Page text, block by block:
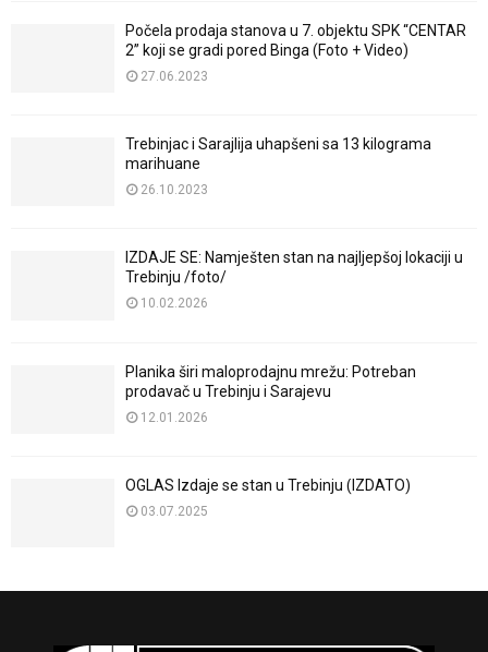
Počela prodaja stanova u 7. objektu SPK “CENTAR
2” koji se gradi pored Binga (Foto + Video)
27.06.2023
Trebinjac i Sarajlija uhapšeni sa 13 kilograma
marihuane
26.10.2023
IZDAJE SE: Namješten stan na najljepšoj lokaciji u
Trebinju /foto/
10.02.2026
Planika širi maloprodajnu mrežu: Potreban
prodavač u Trebinju i Sarajevu
12.01.2026
OGLAS Izdaje se stan u Trebinju (IZDATO)
03.07.2025